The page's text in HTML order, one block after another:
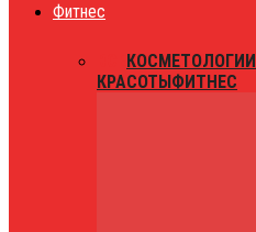
Фитнес
КОСМЕТОЛОГИИ
КРАСОТЫФИТНЕС